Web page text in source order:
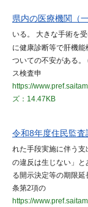
県内の医療機関（
いる。 大きな手術を
に健康診断等で肝機能
ついての不安がある
ス検査申
https://
ズ：14.47KB
令和8年度住民監
れた手段実施に伴う
の違反は生じない」と
る開示決定等の期限
条第2項の
https://